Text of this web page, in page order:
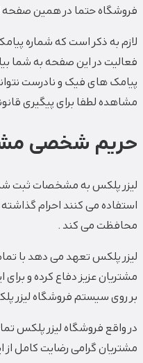
فروشگاه حتما در همین صفحه
لازم به ذکر است که شماره
فعالیت در این صفحه به شما
پیامک های فیک و نادرست
مشاهده لطفا برای پیگیری
حریم شخصی
لیزر پلکس به مشخصات ثبت
استفاده می کنند احرام گذاشته
محافظت می کند .
لیزر پلکس تعهد می دهد با
مشتریان عزیز دفاع کرده و برای
بر روی سیستم فروشگاه لیزر
در واقع فروشگاه لیزر پلکس
مشتریان گرامی رضایت کامل